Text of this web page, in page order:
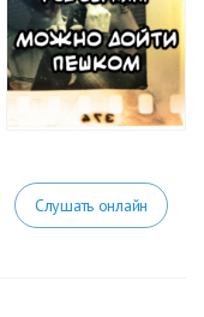
Слушать онлайн